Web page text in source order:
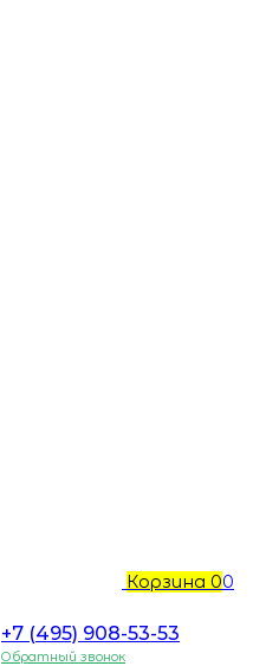
Корзина 00
+7 (495) 908-53-53
Обратный звонок